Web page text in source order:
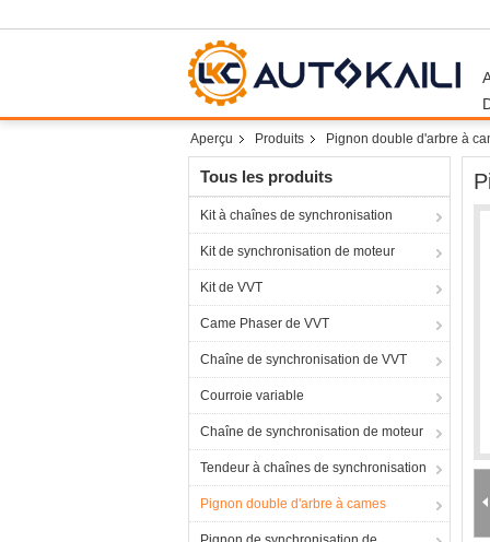
Aperçu Produits Pignon double d'arbre à
Tous les produits
Kit à chaînes de synchronisation
Kit de synchronisation de moteur
Kit de VVT
Came Phaser de VVT
Chaîne de synchronisation de VVT
Courroie variable
Chaîne de synchronisation de moteur
Tendeur à chaînes de synchronisation
Pignon double d'arbre à cames